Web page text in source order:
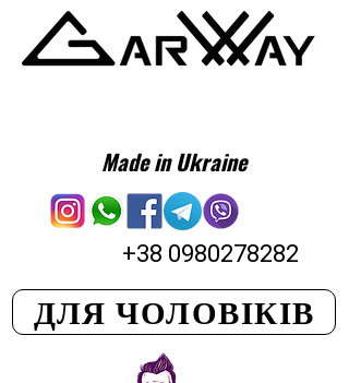
Made in Ukraine
+38 0980278282
ДЛЯ ЧОЛОВІКІВ